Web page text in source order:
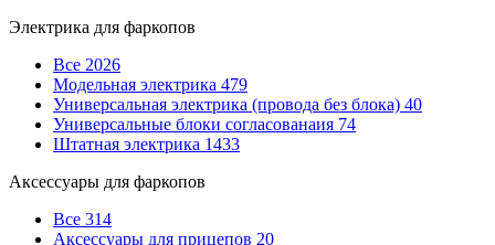
Электрика для фаркопов
Все 2026
Модельная электрика 479
Универсальная электрика (провода без блока) 40
Универсальные блоки согласованаия 74
Штатная электрика 1433
Аксессуары для фаркопов
Все 314
Аксессуары для прицепов 20